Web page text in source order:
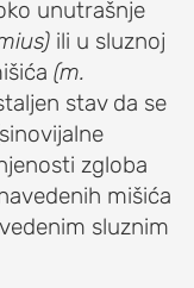
unutrašnje
ili u sluznoj
(m.
stav da se
zgloba
mišića
sluznim